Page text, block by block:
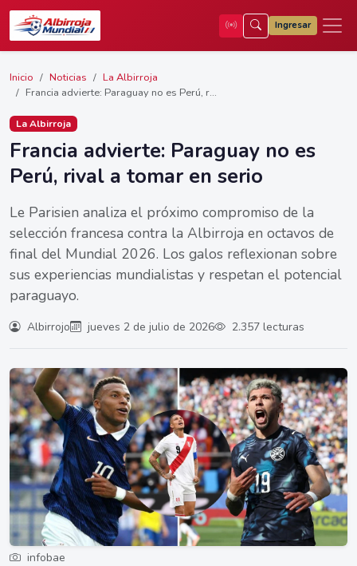
Ingresar
Inicio Noticias
La Albirroja
Francia advierte: Paraguay no es Perú, r...
La Albirroja
Francia advierte: Paraguay no es
Perú, rival a tomar en serio
Le Parisien analiza el próximo compromiso de la
selección francesa contra la Albirroja en octavos de
final del Mundial 2026. Los galos reflexionan sobre
sus experiencias mundialistas y respetan el potencial
paraguayo.
Albirrojo jueves 2 de julio de 2026 2.357 lecturas
infobae